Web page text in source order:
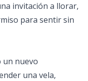
invitación a llorar,
para sentir sin
un nuevo
una vela,